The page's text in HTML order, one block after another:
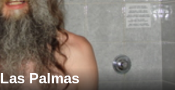
Las Palmas